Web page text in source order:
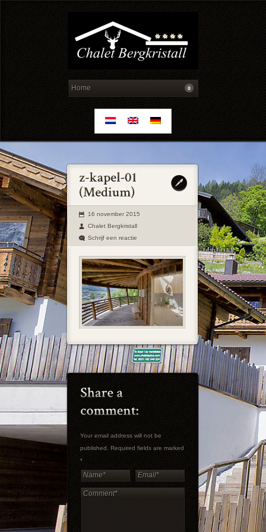
16 november 2015
Chalet Bergkristall
Schrijf een reactie
Your email address will not be
published. Required fields are marked
*